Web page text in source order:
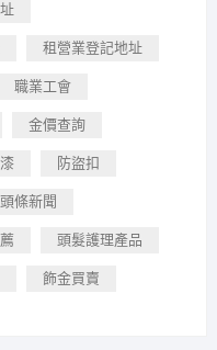
租營業登記地址
職業工會
金價查詢
防盜扣
頭條新聞
頭髮護理產品
飾金買賣